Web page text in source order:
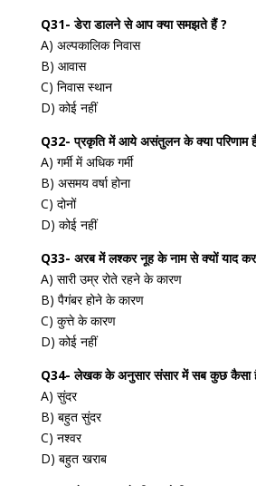
Q31- डेरा डालने से आप क्या समझते हैं ?
A) अल्पकालिक निवास
B) आवास
C) निवास स्थान
D) कोई नहीं
Q32- प्रकृति में आये असंतुलन के क्या परिणाम
A) गर्मी में अधिक गर्मी
B) असमय वर्षा होना
C) दोनों
D) कोई नहीं
Q33- अरब में लश्कर नूह के नाम से क्यों याद
A) सारी उम्र रोते रहने के कारण
B) पैगंबर होने के कारण
C) कुत्ते के कारण
D) कोई नहीं
Q34- लेखक के अनुसार संसार में सब कुछ कैसा
A) सुंदर
B) बहुत सुंदर
C) नश्वर
D) बहुत खराब